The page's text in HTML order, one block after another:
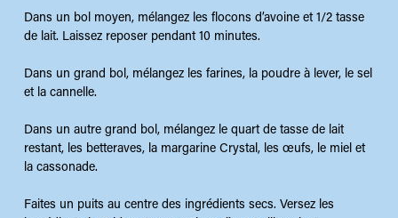
Dans un bol moyen, mélangez les flocons d’avoine et 1/2 tasse
de lait. Laissez reposer pendant 10 minutes.
Dans un grand bol, mélangez les farines, la poudre à lever, le sel
et la cannelle.
Dans un autre grand bol, mélangez le quart de tasse de lait
restant, les betteraves, la margarine Crystal, les œufs, le miel et
la cassonade.
Faites un puits au centre des ingrédients secs. Versez les